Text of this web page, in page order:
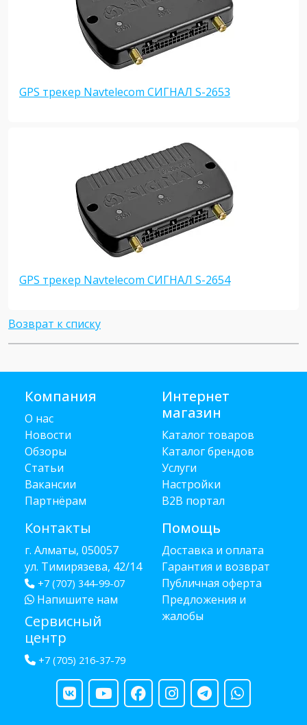
GPS трекер Navtelecom СИГНАЛ S-2653
GPS трекер Navtelecom СИГНАЛ S-2654
Возврат к списку
Компания
О нас
Новости
Обзоры
Статьи
Вакансии
Партнёрам
Контакты
г. Алматы, 050057
ул. Тимирязева, 42/14
+7 (707) 344-99-07
Напишите нам
Сервисный
центр
+7 (705) 216-37-79
Интернет
магазин
Каталог товаров
Каталог брендов
Услуги
Настройки
B2B портал
Помощь
Доставка и оплата
Гарантия и возврат
Публичная оферта
Предложения и
жалобы